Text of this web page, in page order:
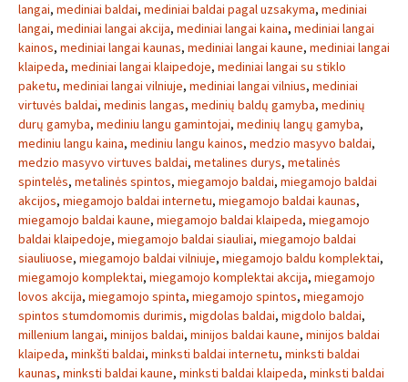
langai, mediniai baldai, mediniai baldai pagal uzsakyma, mediniai
langai, mediniai langai akcija, mediniai langai kaina, mediniai langai
kainos, mediniai langai kaunas, mediniai langai kaune, mediniai langai
klaipeda, mediniai langai klaipedoje, mediniai langai su stiklo
paketu, mediniai langai vilniuje, mediniai langai vilnius, mediniai
virtuvės baldai, medinis langas, medinių baldų gamyba, medinių
durų gamyba, mediniu langu gamintojai, medinių langų gamyba,
mediniu langu kaina, mediniu langu kainos, medzio masyvo baldai,
medzio masyvo virtuves baldai, metalines durys, metalinės
spintelės, metalinės spintos, miegamojo baldai, miegamojo baldai
akcijos, miegamojo baldai internetu, miegamojo baldai kaunas,
miegamojo baldai kaune, miegamojo baldai klaipeda, miegamojo
baldai klaipedoje, miegamojo baldai siauliai, miegamojo baldai
siauliuose, miegamojo baldai vilniuje, miegamojo baldu komplektai,
miegamojo komplektai, miegamojo komplektai akcija, miegamojo
lovos akcija, miegamojo spinta, miegamojo spintos, miegamojo
spintos stumdomomis durimis, migdolas baldai, migdolo baldai,
millenium langai, minijos baldai, minijos baldai kaune, minijos baldai
klaipeda, minkšti baldai, minksti baldai internetu, minksti baldai
kaunas, minksti baldai kaune, minksti baldai klaipeda, minksti baldai